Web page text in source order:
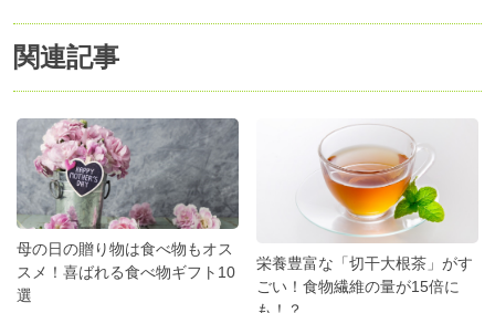
関連記事
母の日の贈り物は食べ物もオス
スメ！喜ばれる食べ物ギフト10
選
栄養豊富な「切干大根茶」がす
ごい！食物繊維の量が15倍に